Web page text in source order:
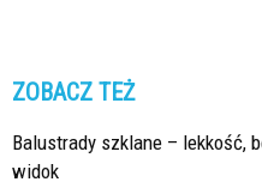
ZOBACZ TEŻ
Balustrady szklane – lekkość,
widok